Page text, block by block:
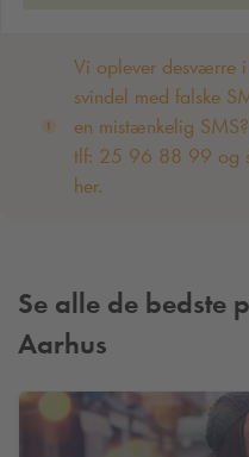
Vi oplever desværre
svindel med falske
en mistænkelig
tlf: 25 96 88 99 og
her.
Se alle de bedste
Aarhus